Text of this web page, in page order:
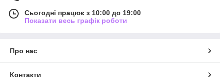
Сьогодні працює з 10:00 до 19:00
Показати весь графік роботи
Про нас
Контакти